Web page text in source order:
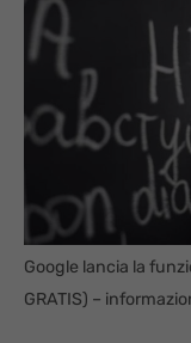
Google lancia la
GRATIS) –